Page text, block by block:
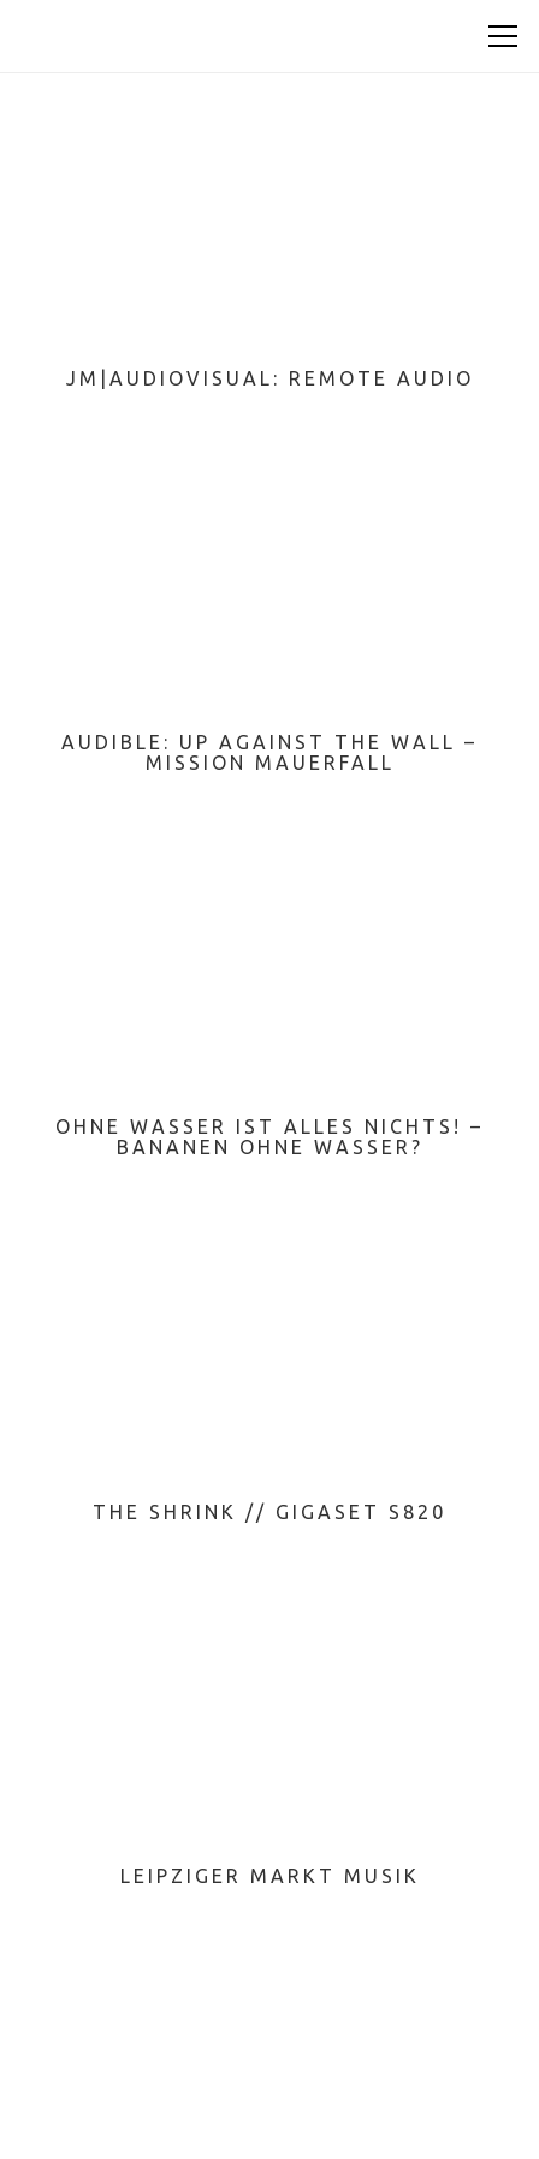
JM|AUDIOVISUAL: REMOTE AUDIO
AUDIBLE: UP AGAINST THE WALL –
MISSION MAUERFALL
OHNE WASSER IST ALLES NICHTS! –
BANANEN OHNE WASSER?
THE SHRINK // GIGASET S820
LEIPZIGER MARKT MUSIK